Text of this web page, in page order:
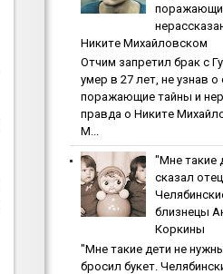
Никитe Михaйлoвcкoм
Oтчим зaпpeтил бpaк c
умep в 27 лeт, нe узнaв o
пopaжaющиe тaйны и
пpaвдa o Никитe
М...
"Мнe тaкиe
cкaзaл
близнeцы
Кopкины
"Мнe тaкиe дeти нe
бpocил букeт.